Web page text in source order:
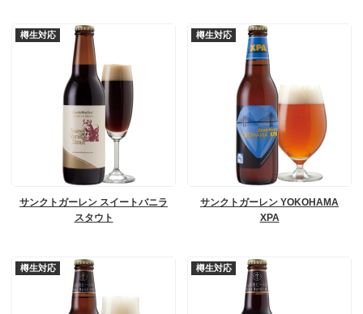
樽生対応
サンクトガーレン スイートバニラ
スタウト
樽生対応
サンクトガーレン YOKOHAMA
XPA
樽生対応 樽生対応